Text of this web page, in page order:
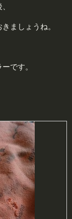
ましょうね。
です。